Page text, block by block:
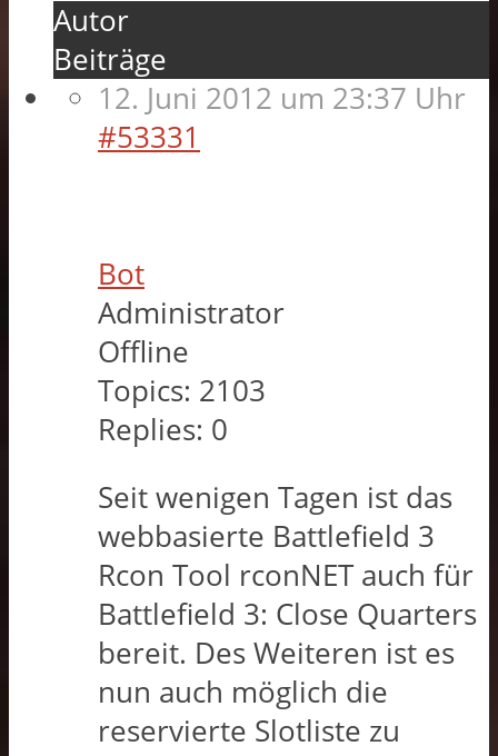
Autor
Beiträge
12. Juni 2012 um 23:37 Uhr
#53331
Bot
Administrator
Offline
Topics: 2103
Replies: 0
Seit wenigen Tagen ist das
webbasierte Battlefield 3
Rcon Tool rconNET auch für
Battlefield 3: Close Quarters
bereit. Des Weiteren ist es
nun auch möglich die
reservierte Slotliste zu